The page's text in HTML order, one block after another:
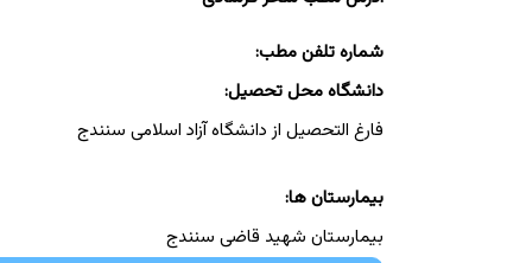
شماره تلفن مطب:
دانشگاه محل تحصیل:
فارغ التحصیل از دانشگاه آزاد اسلامی سنندج
بیمارستان ها:
بیمارستان شهید قاضی سنندج